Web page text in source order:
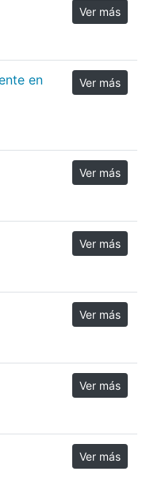
Ver más
en
Ver más
Ver más
Ver más
Ver más
Ver más
Ver más